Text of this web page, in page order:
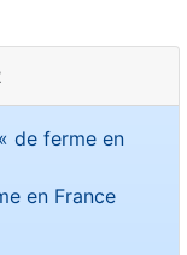
de ferme en
en France